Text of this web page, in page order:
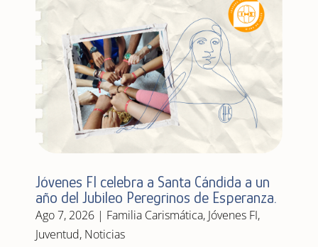
Jóvenes FI celebra a Santa Cándida a un
año del Jubileo Peregrinos de Esperanza.
Ago 7, 2026| Familia Carismática, Jóvenes FI,
Juventud, Noticias